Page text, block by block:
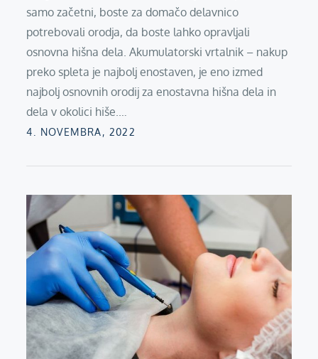
samo začetni, boste za domačo delavnico
potrebovali orodja, da boste lahko opravljali
osnovna hišna dela. Akumulatorski vrtalnik – nakup
preko spleta je najbolj enostaven, je eno izmed
najbolj osnovnih orodij za enostavna hišna dela in
dela v okolici hiše.…
Posted
4. NOVEMBRA, 2022